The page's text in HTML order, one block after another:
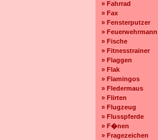
» Fahrrad
» Fax
» Fensterputzer
» Feuerwehrmann
» Fische
» Fitnesstrainer
» Flaggen
» Flak
» Flamingos
» Fledermaus
» Flirten
» Flugzeug
» Flusspferde
» F�nen
» Fragezeichen